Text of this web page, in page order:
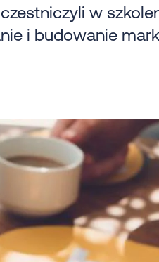
w
i budowanie